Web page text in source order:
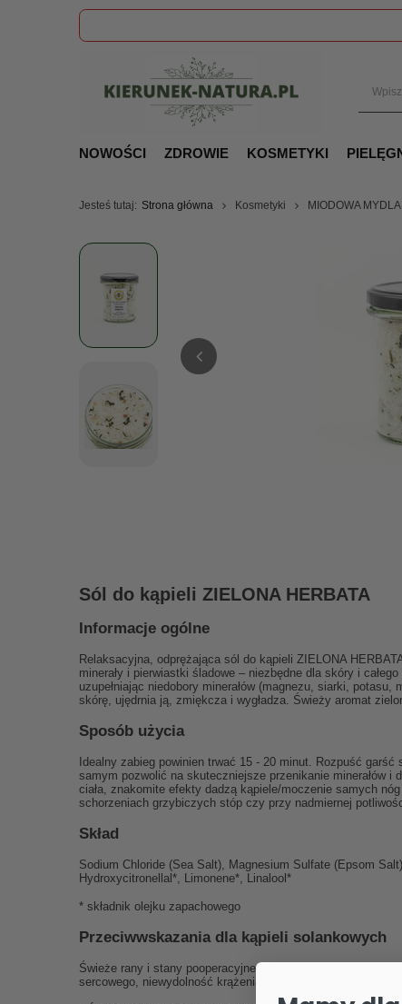
NOWOŚCI ZDROWIE KOSMETYKI
Jesteś tutaj: Strona główna Kosmetyki MIODOWA
Sól do kąpieli ZIELONA HERBATA
Informacje ogólne
Relaksacyjna, odprężająca sól do kąpieli ZIELONA
minerały i pierwiastki śladowe – niezbędne dla skóry i
uzupełniając niedobory minerałów (magnezu, siarki,
skórę, ujędrnia ją, zmiękcza i wygładza. Świeży aromat
Sposób użycia
Idealny zabieg powinien trwać 15 - 20 minut. Rozpuść
samym pozwolić na skuteczniejsze przenikanie minerałów i
ciała, znakomite efekty dadzą kąpiele/moczenie samych
schorzeniach grzybiczych stóp czy przy nadmiernej
Skład
Sodium Chloride (Sea Salt), Magnesium Sulfate (Epsom
Hydroxycitronellal*, Limonene*, Linalool*
* składnik olejku zapachowego
Przeciwwskazania dla kąpieli solankowych
Świeże rany i stany pooperacyjne, owrzodzenia,
sercowego, niewydolność krążenia, nadczynność tarczycy,